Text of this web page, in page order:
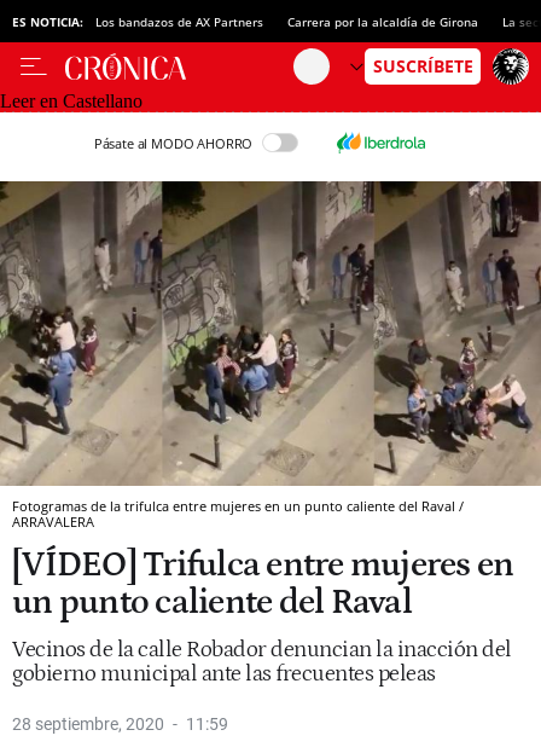
ES NOTICIA: Los bandazos de AX Partners Carrera por la alcaldía de Girona La
Leer en Castellano
Pásate al MODO AHORRO
Fotogramas de la trifulca entre mujeres en un punto caliente del Raval /
ARRAVALERA
[VÍDEO] Trifulca entre mujeres en
un punto caliente del Raval
Vecinos de la calle Robador denuncian la inacción del
gobierno municipal ante las frecuentes peleas
28 septiembre, 2020 11:59